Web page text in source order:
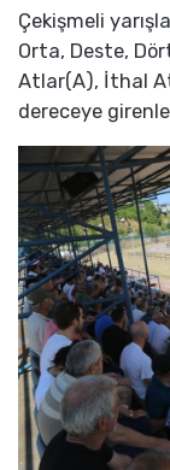
Çekişmeli
Orta, Deste,
Atlar(A), İthal
dereceye